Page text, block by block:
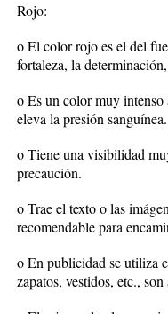
Rojo:
o El color rojo es el del
fortaleza, la
o Es un color muy
eleva la presión sanguínea.
o Tiene una visibilidad
precaución.
o Trae el texto o las
recomendable para
o En publicidad se utiliza
zapatos, vestidos, etc.,